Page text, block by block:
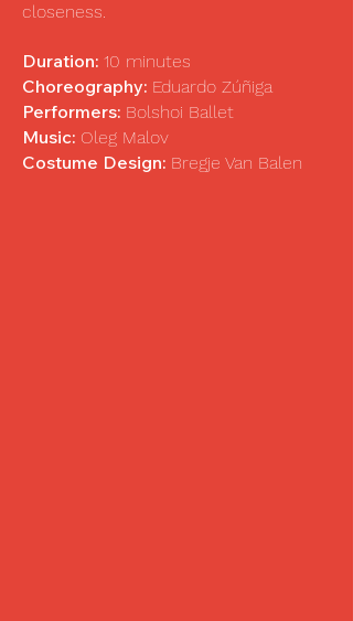
closeness.
Duration: 10 minutes
Choreography: Eduardo Zúñiga
Performers: Bolshoi Ballet
Music: Oleg Malov
Costume Design: Bregje Van Balen